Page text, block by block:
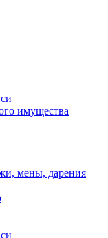
имущества
мены, дарения